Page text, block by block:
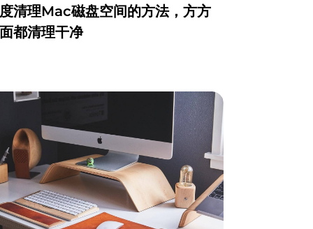
清理Mac磁盘空间的方法，方方
都清理干净